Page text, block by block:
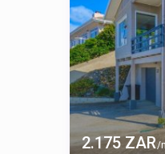
2.175 ZAR/